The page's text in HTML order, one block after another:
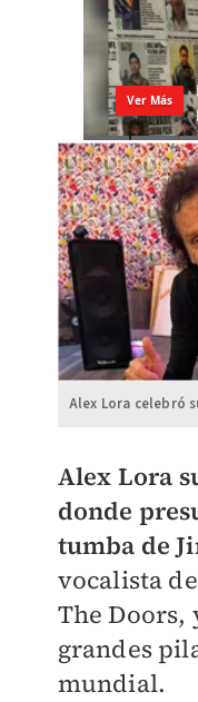
Alex Lora celebró
Alex Lora
donde
tumba de
vocalista
The Doors,
grandes
mundial.